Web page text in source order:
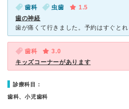
歯科 虫歯
1.5
歯の神経
歯科
3.0
キッズコーナーがあります
診療科目：
歯科、小児歯科